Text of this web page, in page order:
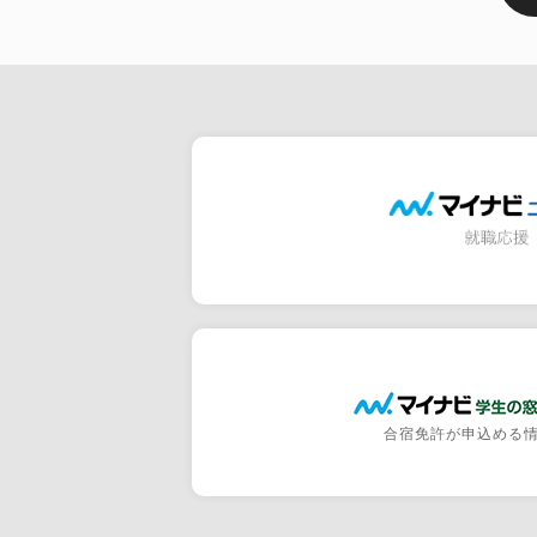
合宿免許が申込める